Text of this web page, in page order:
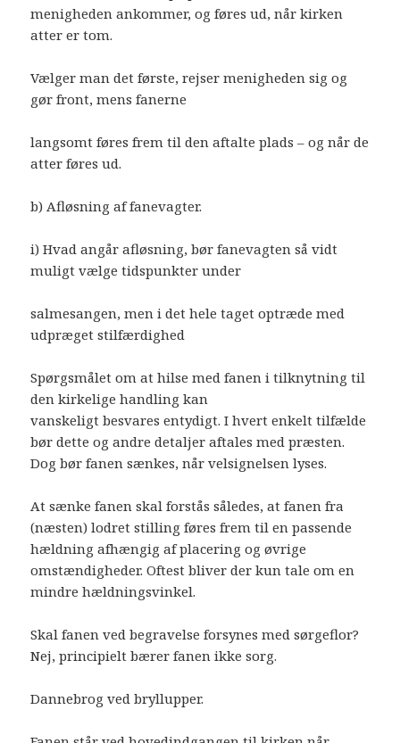
menigheden ankommer, og føres ud, når kirken
atter er tom.
Vælger man det første, rejser menigheden sig og
gør front, mens fanerne
langsomt føres frem til den aftalte plads – og når de
atter føres ud.
b) Afløsning af fanevagter.
i) Hvad angår afløsning, bør fanevagten så vidt
muligt vælge tidspunkter under
salmesangen, men i det hele taget optræde med
udpræget stilfærdighed
Spørgsmålet om at hilse med fanen i tilknytning til
den kirkelige handling kan
vanskeligt besvares entydigt. I hvert enkelt tilfælde
bør dette og andre detaljer aftales med præsten.
Dog bør fanen sænkes, når velsignelsen lyses.
At sænke fanen skal forstås således, at fanen fra
(næsten) lodret stilling føres frem til en passende
hældning afhængig af placering og øvrige
omstændigheder. Oftest bliver der kun tale om en
mindre hældningsvinkel.
Skal fanen ved begravelse forsynes med sørgeflor?
Nej, principielt bærer fanen ikke sorg.
Dannebrog ved bryllupper.